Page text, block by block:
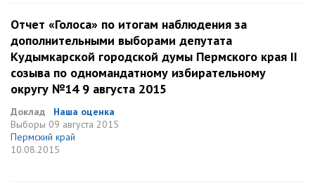
Отчет «Голоса» по итогам наблюдения за
дополнительными выборами депутата
Кудымкарской городской думы Пермского края II
созыва по одномандатному избирательному
округу №14 9 августа 2015
Доклад
Наша оценка
Выборы 09 августа 2015
Пермский край
10.08.2015